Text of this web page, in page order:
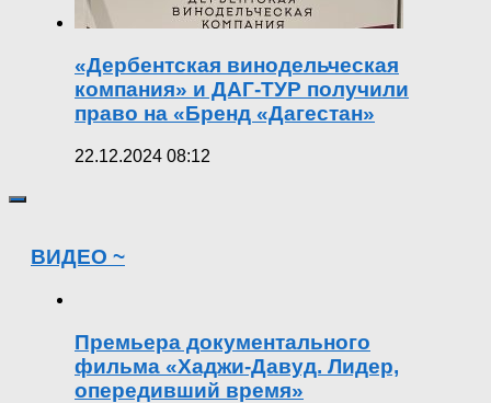
«Дербентская винодельческая
компания» и ДАГ-ТУР получили
право на «Бренд «Дагестан»
22.12.2024 08:12
ВИДЕО ~
Премьера документального
фильма «Хаджи-Давуд. Лидер,
опередивший время»